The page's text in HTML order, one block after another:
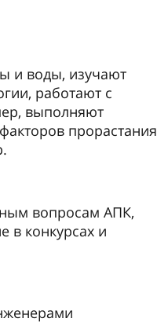
и воды, изучают
работают с
выполняют
прорастания
вопросам АПК,
в конкурсах и